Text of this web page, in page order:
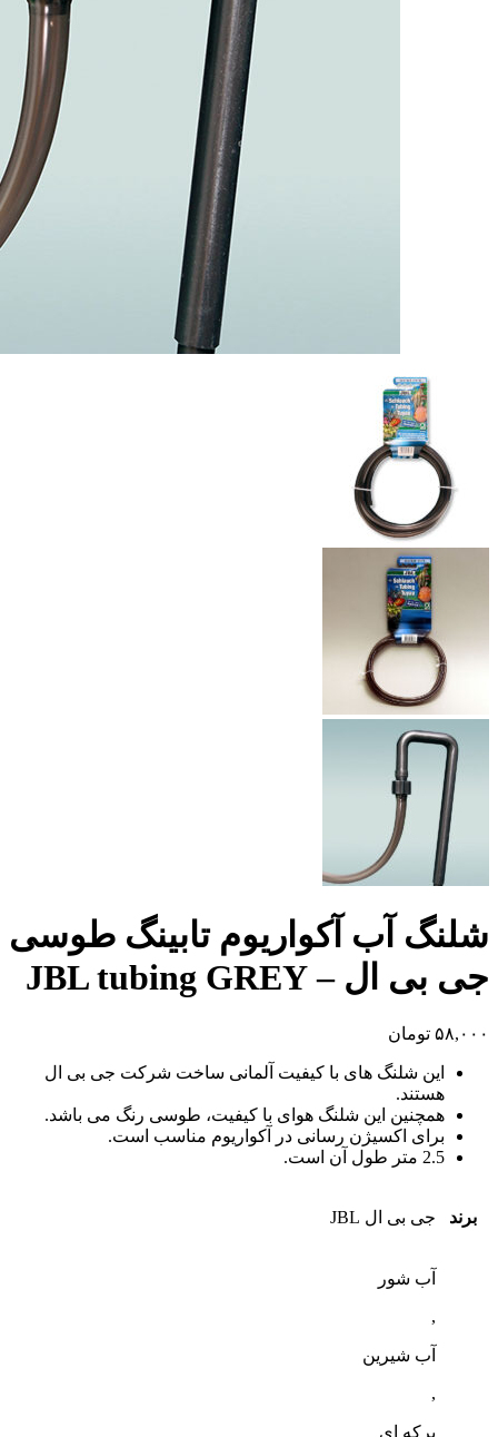
شلنگ آب آکواریوم تابینگ طوسی
جی بی ال – JBL tubing GREY
۵۸,۰۰۰ تومان
این شلنگ های با کیفیت آلمانی ساخت شرکت جی بی ال
هستند.
همچنین این شلنگ هوای با کیفیت، طوسی رنگ می باشد.
برای اکسیژن رسانی در آکواریوم مناسب است.
2.5 متر طول آن است.
برند جی بی ال JBL
آب شور
,
آب شیرین
,
برکه ای